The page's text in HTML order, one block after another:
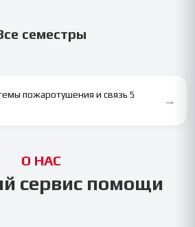
семестры
пожаротушения и связь 5
→
О НАС
сервис помощи